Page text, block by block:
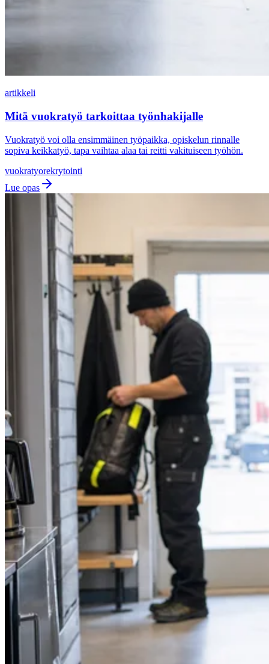
artikkeli
Mitä vuokratyö tarkoittaa työnhakijalle
Vuokratyö voi olla ensimmäinen työpaikka, opiskelun rinnalle
sopiva keikkatyö, tapa vaihtaa alaa tai reitti vakituiseen työhön.
vuokratyorekrytointi
Lue opas